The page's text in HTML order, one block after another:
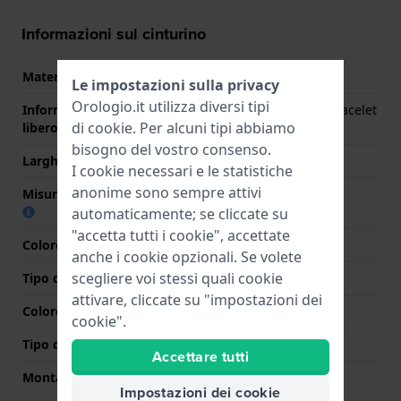
Informazioni sul cinturino
Materiale Cinturino
Acciaio inox
Informazioni extra (testo
libero)
Stainless steel mesh bracelet
Larghezza cinturino
14 mm
Misura cinturino alla fibbia
14 mm
Colore cinturino
Oro
Tipo di chiusura
Chiusura milanese
Colore Chiusura
Oro
Tipo di montatura
Perni in acciaio
Montatura dritta
No
Le impostazioni sulla privacy
Orologio.it utilizza diversi tipi
di cookie. Per alcuni tipi abbiamo
bisogno del vostro consenso.
I cookie necessari e le statistiche
anonime sono sempre attivi
automaticamente; se cliccate su
"accetta tutti i cookie", accettate
anche i cookie opzionali. Se volete
scegliere voi stessi quali cookie
attivare, cliccate su "impostazioni dei
cookie".
Accettare tutti
Impostazioni dei cookie